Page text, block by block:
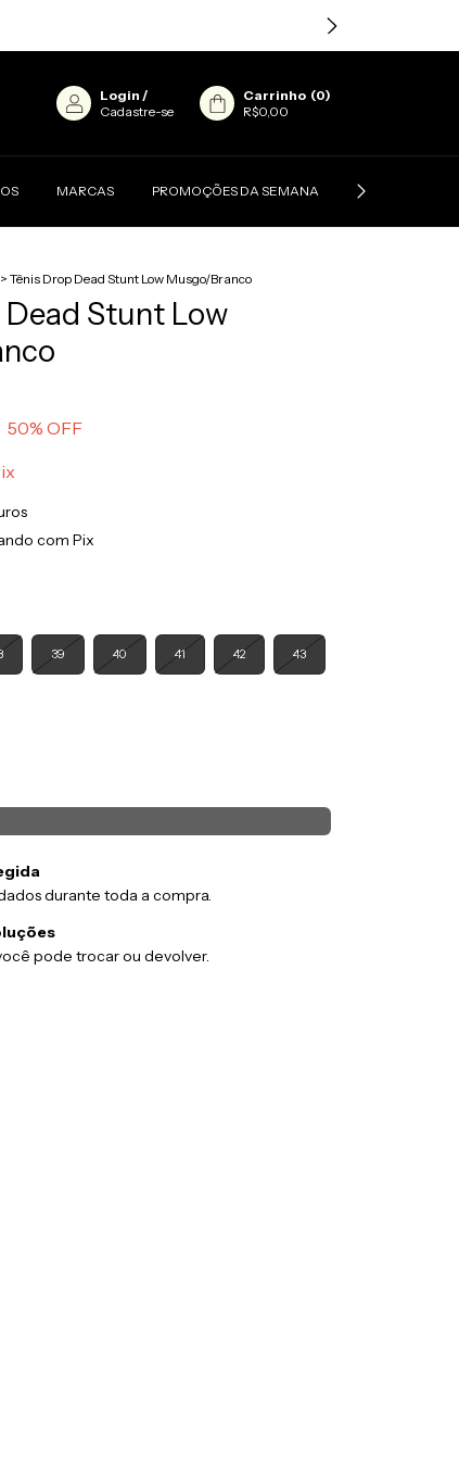
Login /
Cadastre-se
Carrinho (0)
R$0,00
MARCAS PROMOÇÕES DA SEMANA CONTATO
> Tênis Drop Dead Stunt Low Musgo/Branco
Stunt Low
50% OFF
com Pix
39 40 41 42 43
durante toda a compra.
pode trocar ou devolver.